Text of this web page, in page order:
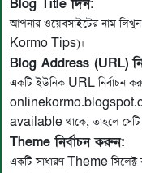
Blog Title দিন:
আপনার ওয়েবসাইটের নাম
Kormo Tips)।
Blog Address (URL)
একটি ইউনিক URL নির্বাচন
available থাকে, তাহলে সেটি
Theme নির্বাচন করুন:
একটি সাধারণ Theme